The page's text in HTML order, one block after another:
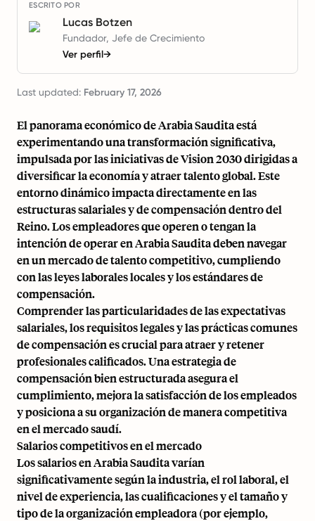
ESCRITO POR
Lucas Botzen
Fundador, Jefe de Crecimiento
Ver perfil→
Last updated: February 17, 2026
El panorama económico de Arabia Saudita está
experimentando una transformación significativa,
impulsada por las iniciativas de Vision 2030 dirigidas a
diversificar la economía y atraer talento global. Este
entorno dinámico impacta directamente en las
estructuras salariales y de compensación dentro del
Reino. Los empleadores que operen o tengan la
intención de operar en Arabia Saudita deben navegar
en un mercado de talento competitivo, cumpliendo
con las leyes laborales locales y los estándares de
compensación.
Comprender las particularidades de las expectativas
salariales, los requisitos legales y las prácticas comunes
de compensación es crucial para atraer y retener
profesionales calificados. Una estrategia de
compensación bien estructurada asegura el
cumplimiento, mejora la satisfacción de los empleados
y posiciona a su organización de manera competitiva
en el mercado saudí.
Salarios competitivos en el mercado
Los salarios en Arabia Saudita varían
significativamente según la industria, el rol laboral, el
nivel de experiencia, las cualificaciones y el tamaño y
tipo de la organización empleadora (por ejemplo,